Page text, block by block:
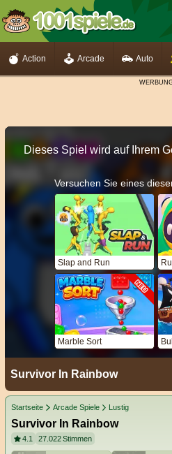
Action Arcade Auto
Dieses Spiel wird auf Ihrem
Versuchen Sie eines
Slap and Run
Marble Sort
Survivor In Rainbow
Startseite Arcade Spiele Lustig
Survivor In Rainbow
4.1 27.022Stimmen